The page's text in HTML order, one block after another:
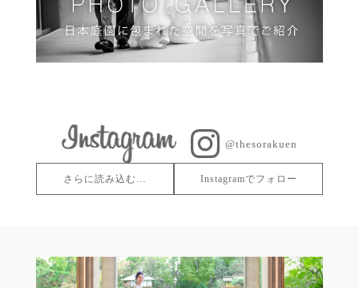
@thesorakuen
さらに読み込む… Instagramでフォロー